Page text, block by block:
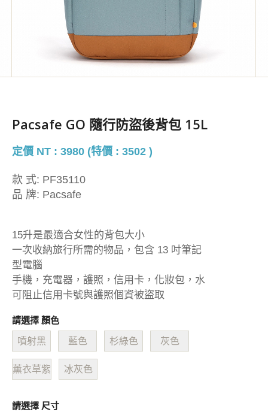
Pacsafe GO 隨行防盜後背包 15L
定價 NT : 3980 (特價 : 3502 )
款 式: PF35110
品 牌: Pacsafe
15升是最適合女性的背包大小
一次收納旅行所需的物品，包含 13 吋筆記
型電腦
手機，充電器，護照，信用卡，化妝包，水
可阻止信用卡號與護照個資被盜取
請選擇 顏色
噴射黑 藍色 杉綠色 灰色
薰衣草紫 冰灰色
請選擇 尺寸